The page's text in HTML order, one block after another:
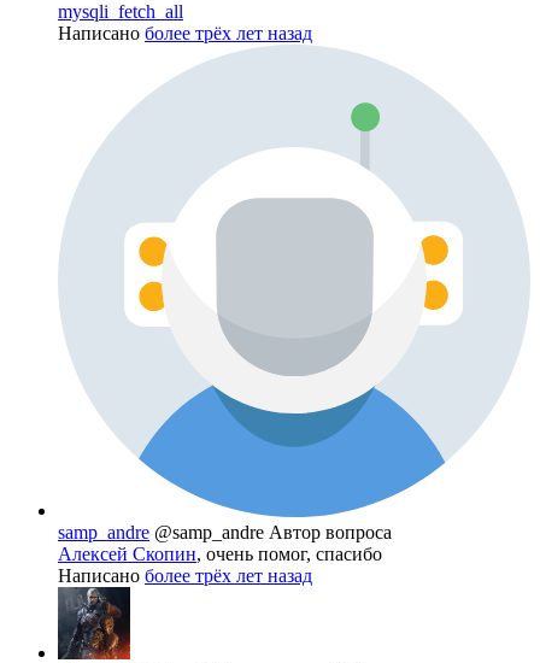
mysqli_fetch_all
Написано более трёх лет назад
samp_andre @samp_andre Автор вопроса
Алексей Скопин, очень помог, спасибо
Написано более трёх лет назад